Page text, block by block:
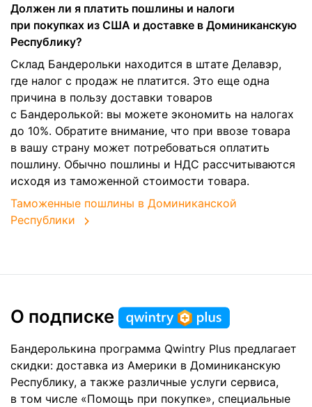
Должен ли я платить пошлины и налоги
при покупках из США и доставке в Доминиканскую
Республику?
Склад Бандерольки находится в штате Делавэр,
где налог с продаж не платится. Это еще одна
причина в пользу доставки товаров
с Бандеролькой: вы можете экономить на налогах
до 10%. Обратите внимание, что при ввозе товара
в вашу страну может потребоваться оплатить
пошлину. Обычно пошлины и НДС рассчитываются
исходя из таможенной стоимости товара.
Таможенные пошлины в Доминиканской
Республики
О подписке
Бандеролькина программа Qwintry Plus предлагает
скидки: доставка из Америки в Доминиканскую
Республику, а также различные услуги сервиса,
в том числе «Помощь при покупке», специальные